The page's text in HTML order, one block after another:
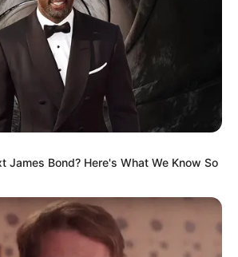
James Bond? Here's What We Know So